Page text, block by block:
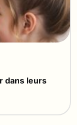
dans leurs